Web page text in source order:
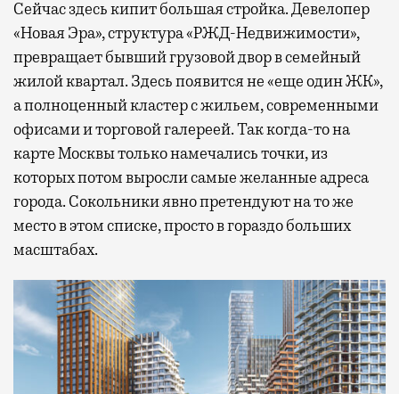
Сейчас здесь кипит большая стройка. Девелопер
«Новая Эра», структура «РЖД-Недвижимости»,
превращает бывший грузовой двор в семейный
жилой квартал. Здесь появится не «еще один ЖК»,
а полноценный кластер с жильем, современными
офисами и торговой галереей. Так когда-то на
карте Москвы только намечались точки, из
которых потом выросли самые желанные адреса
города. Сокольники явно претендуют на то же
место в этом списке, просто в гораздо больших
масштабах.